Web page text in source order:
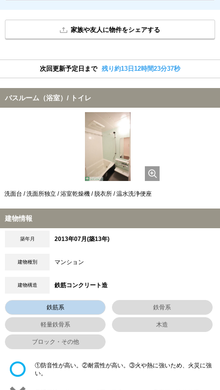
家族や友人に物件をシェアする
次回更新予定日まで 残り約13日12時間23分37秒
バスルーム（浴室）/ トイレ
洗面台 / 洗面所独立 / 浴室乾燥機 / 脱衣所 / 温水洗浄便座
建物情報
築年月 2013年07月(築13年)
建物種別 マンション
建物構造 鉄筋コンクリート造
鉄筋系 鉄骨系
軽量鉄骨系 木造
ブロック・その他
①防音性が高い。②耐震性が高い。③火や熱に強いため、火災に強
い。